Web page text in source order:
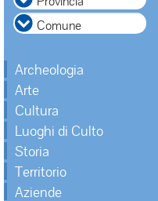
Archeologia
Arte
Cultura
Luoghi di Culto
Storia
Territorio
Aziende